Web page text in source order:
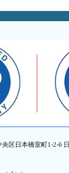
区日本橋室町1-2-6